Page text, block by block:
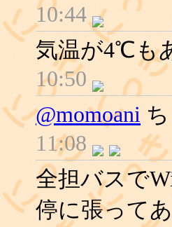
10:44
気温が4℃も
10:50
@momoani
11:08
全担バスで
停に張って